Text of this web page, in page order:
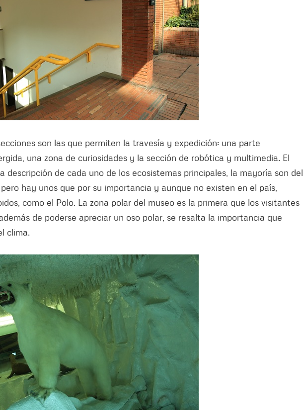
son las que permiten la travesía y expedición: una parte
una zona de curiosidades y la sección de robótica y multimedia. El
descripción de cada uno de los ecosistemas principales, la mayoría son del
hay unos que por su importancia y aunque no existen en el país,
como el Polo. La zona polar del museo es la primera que los visitantes
de poderse apreciar un oso polar, se resalta la importancia que
clima.